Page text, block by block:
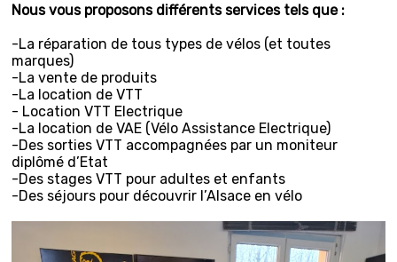
Nous vous proposons différents services tels que :
-La réparation de tous types de vélos (et toutes
marques)
-La vente de produits
-La location de VTT
- Location VTT Electrique
-La location de VAE (Vélo Assistance Electrique)
-Des sorties VTT accompagnées par un moniteur
diplômé d’Etat
-Des stages VTT pour adultes et enfants
-Des séjours pour découvrir l’Alsace en vélo